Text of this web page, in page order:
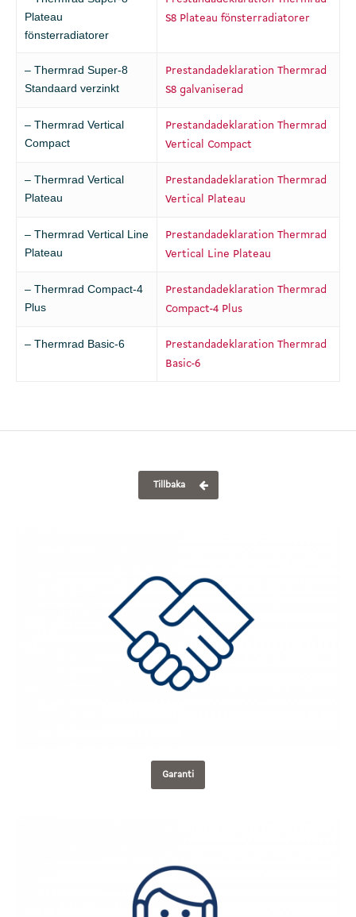
Plateau
fönsterradiatorer
S8 Plateau fönsterradiatorer
– Thermrad Super-8
Standaard verzinkt
Prestandadeklaration Thermrad
S8 galvaniserad
– Thermrad Vertical
Compact
Prestandadeklaration Thermrad
Vertical Compact
– Thermrad Vertical
Plateau
Prestandadeklaration Thermrad
Vertical Plateau
– Thermrad Vertical Line
Plateau
Prestandadeklaration Thermrad
Vertical Line Plateau
– Thermrad Compact-4
Plus
Prestandadeklaration Thermrad
Compact-4 Plus
– Thermrad Basic-6
Prestandadeklaration Thermrad
Basic-6
Tillbaka
Garanti